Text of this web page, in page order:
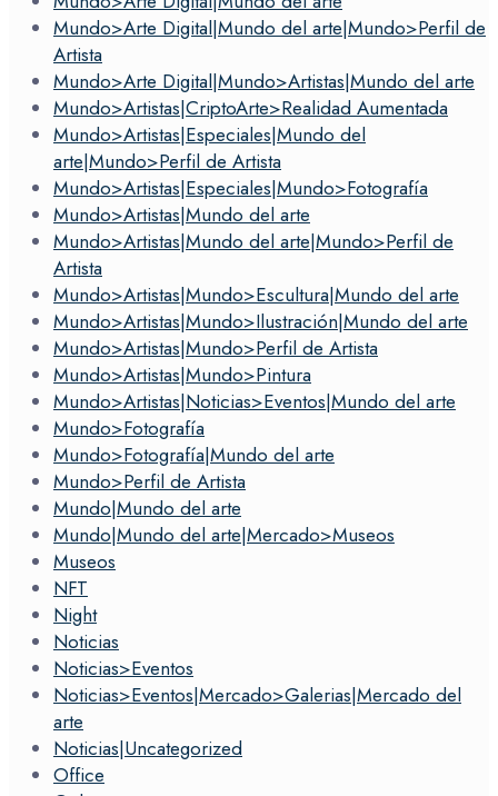
Mundo>Arte Digital|Mundo del arte|Mundo>Perfil de
Artista
Mundo>Arte Digital|Mundo>Artistas|Mundo del arte
Mundo>Artistas|CriptoArte>Realidad Aumentada
Mundo>Artistas|Especiales|Mundo del
arte|Mundo>Perfil de Artista
Mundo>Artistas|Especiales|Mundo>Fotografía
Mundo>Artistas|Mundo del arte
Mundo>Artistas|Mundo del arte|Mundo>Perfil de
Artista
Mundo>Artistas|Mundo>Escultura|Mundo del arte
Mundo>Artistas|Mundo>Ilustración|Mundo del arte
Mundo>Artistas|Mundo>Perfil de Artista
Mundo>Artistas|Mundo>Pintura
Mundo>Artistas|Noticias>Eventos|Mundo del arte
Mundo>Fotografía
Mundo>Fotografía|Mundo del arte
Mundo>Perfil de Artista
Mundo|Mundo del arte
Mundo|Mundo del arte|Mercado>Museos
Museos
NFT
Night
Noticias
Noticias>Eventos
Noticias>Eventos|Mercado>Galerias|Mercado del
arte
Noticias|Uncategorized
Office